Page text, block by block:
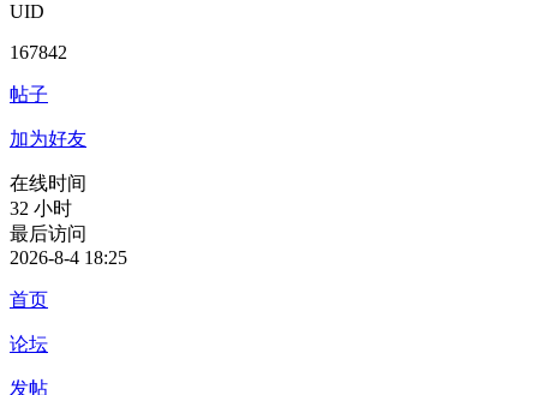
UID
167842
帖子
加为好友
在线时间
32 小时
最后访问
2026-8-4 18:25
首页
论坛
发帖